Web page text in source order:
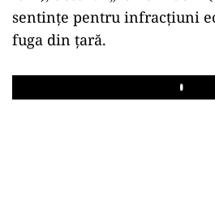
sentințe pentru infracțiuni
fuga din țară.
Play